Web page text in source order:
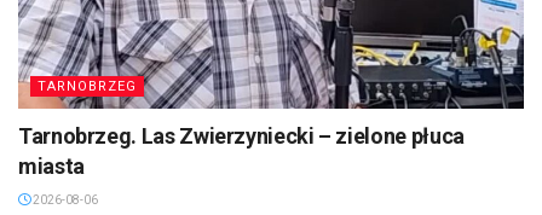
TARNOBRZEG
Tarnobrzeg. Las Zwierzyniecki – zielone płuca
miasta
2026-08-06